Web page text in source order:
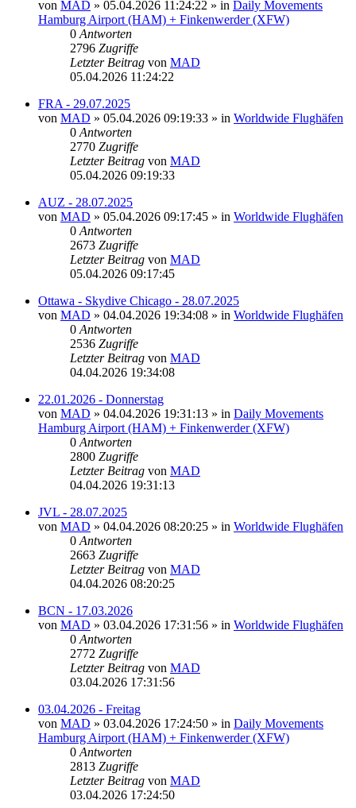
von MAD » 05.04.2026 11:24:22 » in Daily Movements
Hamburg Airport (HAM) + Finkenwerder (XFW)
0 Antworten
2796 Zugriffe
Letzter Beitrag von MAD
05.04.2026 11:24:22
FRA - 29.07.2025
von MAD » 05.04.2026 09:19:33 » in Worldwide Flughäfen
0 Antworten
2770 Zugriffe
Letzter Beitrag von MAD
05.04.2026 09:19:33
AUZ - 28.07.2025
von MAD » 05.04.2026 09:17:45 » in Worldwide Flughäfen
0 Antworten
2673 Zugriffe
Letzter Beitrag von MAD
05.04.2026 09:17:45
Ottawa - Skydive Chicago - 28.07.2025
von MAD » 04.04.2026 19:34:08 » in Worldwide Flughäfen
0 Antworten
2536 Zugriffe
Letzter Beitrag von MAD
04.04.2026 19:34:08
22.01.2026 - Donnerstag
von MAD » 04.04.2026 19:31:13 » in Daily Movements
Hamburg Airport (HAM) + Finkenwerder (XFW)
0 Antworten
2800 Zugriffe
Letzter Beitrag von MAD
04.04.2026 19:31:13
JVL - 28.07.2025
von MAD » 04.04.2026 08:20:25 » in Worldwide Flughäfen
0 Antworten
2663 Zugriffe
Letzter Beitrag von MAD
04.04.2026 08:20:25
BCN - 17.03.2026
von MAD » 03.04.2026 17:31:56 » in Worldwide Flughäfen
0 Antworten
2772 Zugriffe
Letzter Beitrag von MAD
03.04.2026 17:31:56
03.04.2026 - Freitag
von MAD » 03.04.2026 17:24:50 » in Daily Movements
Hamburg Airport (HAM) + Finkenwerder (XFW)
0 Antworten
2813 Zugriffe
Letzter Beitrag von MAD
03.04.2026 17:24:50